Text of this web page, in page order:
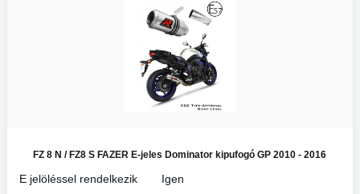
FZ 8 N / FZ8 S FAZER E-jeles Dominator kipufogó GP 2010 - 2016
E jelöléssel rendelkezik Igen